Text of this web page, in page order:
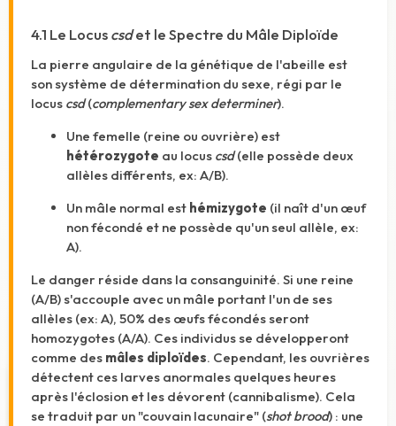
4.1 Le Locuscsdet le Spectre du Mâle Diploïde
La pierre angulaire de la génétique de l'abeille est
son système de détermination du sexe, régi par le
locus csd(complementary sex determiner).
Une femelle (reine ou ouvrière) est
hétérozygote au locus csd(elle possède deux
allèles différents, ex: A/B).
Un mâle normal est hémizygote (il naît d'un œuf
non fécondé et ne possède qu'un seul allèle, ex:
A).
Le danger réside dans la consanguinité. Si une reine
(A/B) s'accouple avec un mâle portant l'un de ses
allèles (ex: A), 50% des œufs fécondés seront
homozygotes (A/A). Ces individus se développeront
comme des mâles diploïdes. Cependant, les ouvrières
détectent ces larves anormales quelques heures
après l'éclosion et les dévorent (cannibalisme). Cela
se traduit par un "couvain lacunaire" (shot brood) : une